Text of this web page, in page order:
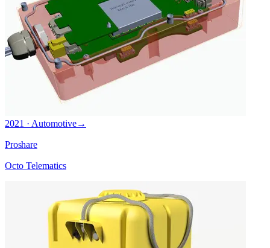
2021 · Automotive→
Proshare
Octo Telematics